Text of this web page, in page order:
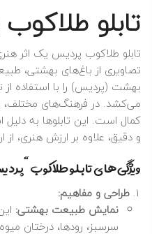
تابلو
تابلو طلاکوب پردیس یک اثر
تصاویری از باغ‌های بهشتی،
بهشت (پردیس) را با استفاده
می‌کشد. در فرهنگ‌های مختلف،
کمال است. این تابلوها به دلیل
و دقیق، علاوه بر ارزش هنری، از
ویژگی‌های تابلو طلاکوب
طراحی و مفاهیم:
نمایش طبیعت بهشتی:
سرسبز، رودها، درختان